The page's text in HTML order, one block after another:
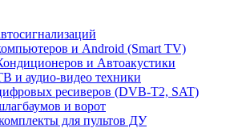
и Android (Smart TV)
и Автоакустики
и аудио-видео техники
ресиверов (DVB-T2, SAT)
и ворот
для пультов ДУ